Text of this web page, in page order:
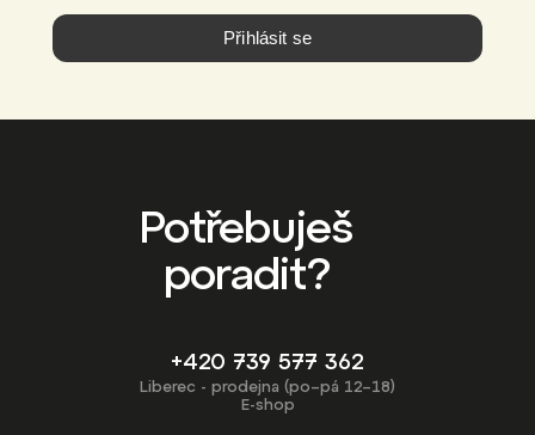
Přihlásit se
Potřebuješ
poradit?
+420 739 577 362
Liberec - prodejna (po–pá 12–18)
E-shop